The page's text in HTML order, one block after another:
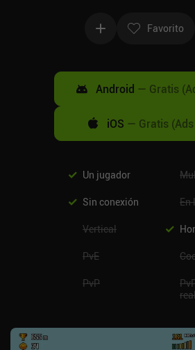
Favorito
Android — Gratis
iOS — Gratis
Un jugador
Sin conexión En
Vertical
PvE
PvP